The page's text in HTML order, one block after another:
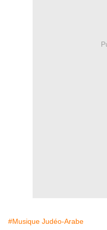
#Musique Judéo-Arabe